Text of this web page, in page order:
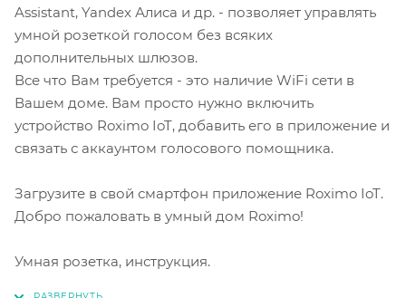
Assistant, Yandex Алиса и др. - позволяет управлять
умной розеткой голосом без всяких
дополнительных шлюзов.
Все что Вам требуется - это наличие WiFi сети в
Вашем доме. Вам просто нужно включить
устройство Roximo IoT, добавить его в приложение и
связать с аккаунтом голосового помощника.
Загрузите в свой смартфон приложение Roximo IoT.
Добро пожаловать в умный дом Roximo!
Умная розетка, инструкция.